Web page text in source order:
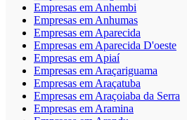
Empresas em Anhembi
Empresas em Anhumas
Empresas em Aparecida
Empresas em Aparecida D'oeste
Empresas em Apiaí
Empresas em Araçariguama
Empresas em Araçatuba
Empresas em Araçoiaba da Serra
Empresas em Aramina